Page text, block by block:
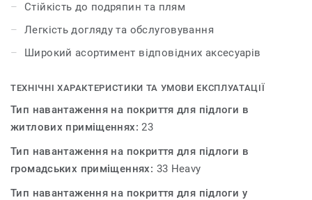
Стійкість до подряпин та плям
Легкість догляду та обслуговування
Широкий асортимент відповідних аксесуарів
ТЕХНІЧНІ ХАРАКТЕРИСТИКИ ТА УМОВИ ЕКСПЛУАТАЦІЇ
Тип навантаження на покриття для підлоги в
житлових приміщеннях:23
Тип навантаження на покриття для підлоги в
громадських приміщеннях: 33 Heavy
Тип навантаження на покриття для підлоги у